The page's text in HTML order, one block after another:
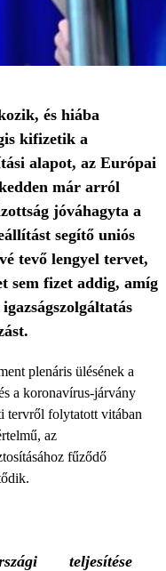
és hiába
kifizetik a
alapot, az Európai
már arról
jóváhagyta a
segítő uniós
tevő lengyel tervet,
sem fizet addig, amíg
plenáris ülésének a
a koronavírus-járvány
tervről folytatott vitában
az
fűződő
teljesítése